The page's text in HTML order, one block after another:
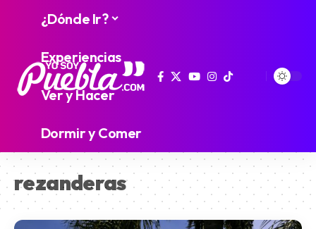
¿Dónde Ir?
Experiencias
Ver y Hacer
Dormir y Comer
rezanderas